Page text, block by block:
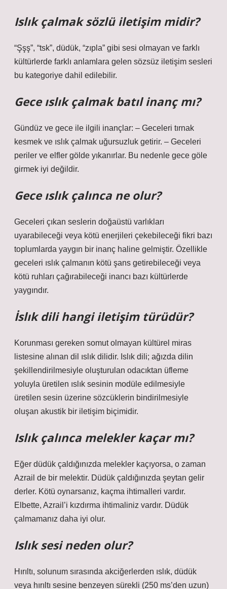
Islık çalmak sözlü iletişim midir?
“Şşş”, “tsk”, düdük, “zıpla” gibi sesi olmayan ve farklı
kültürlerde farklı anlamlara gelen sözsüz iletişim sesleri
bu kategoriye dahil edilebilir.
Gece ıslık çalmak batıl inanç mı?
Gündüz ve gece ile ilgili inançlar: – Geceleri tırnak
kesmek ve ıslık çalmak uğursuzluk getirir. – Geceleri
periler ve elfler gölde yıkanırlar. Bu nedenle gece göle
girmek iyi değildir.
Gece ıslık çalınca ne olur?
Geceleri çıkan seslerin doğaüstü varlıkları
uyarabileceği veya kötü enerjileri çekebileceği fikri bazı
toplumlarda yaygın bir inanç haline gelmiştir. Özellikle
geceleri ıslık çalmanın kötü şans getirebileceği veya
kötü ruhları çağırabileceği inancı bazı kültürlerde
yaygındır.
İslık dili hangi iletişim türüdür?
Korunması gereken somut olmayan kültürel miras
listesine alınan dil ıslık dilidir. Islık dili; ağızda dilin
şekillendirilmesiyle oluşturulan odacıktan üfleme
yoluyla üretilen ıslık sesinin modüle edilmesiyle
üretilen sesin üzerine sözcüklerin bindirilmesiyle
oluşan akustik bir iletişim biçimidir.
Islık çalınca melekler kaçar mı?
Eğer düdük çaldığınızda melekler kaçıyorsa, o zaman
Azrail de bir melektir. Düdük çaldığınızda şeytan gelir
derler. Kötü oynarsanız, kaçma ihtimalleri vardır.
Elbette, Azrail’i kızdırma ihtimaliniz vardır. Düdük
çalmamanız daha iyi olur.
Islık sesi neden olur?
Hırıltı, solunum sırasında akciğerlerden ıslık, düdük
veya hırıltı sesine benzeyen sürekli (250 ms’den uzun)